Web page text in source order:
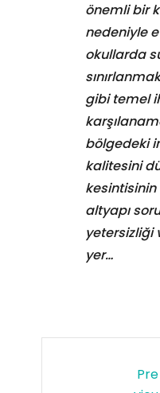
önemli bir
nedeniyle
okullarda
gibi temel
bölgedeki
kalitesini
altyapı
yetersizliği
yer…
Pre